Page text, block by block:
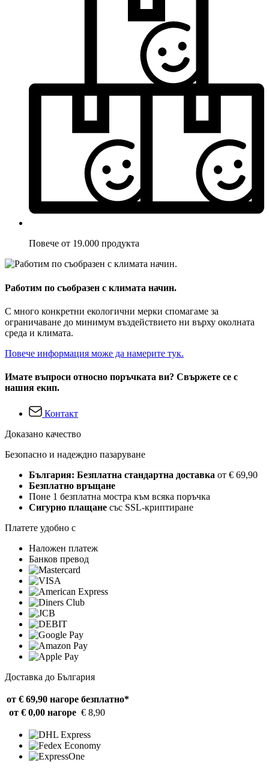
Повече от 19.000 продукта
Работим по съобразен с климата начин.
С много конкретни екологични мерки спомагаме за
ограничаване до минимум въздействието ни върху околната
среда и климата.
Повече информация може да намерите тук.
Имате въпроси относно поръчката ви? Свържете се с
нашия екип.
Контакт
Доказано качество
Безопасно и надеждно пазаруване
България: Безплатна стандартна доставка от € 69,90
Безплатно връщане
Поне 1 безплатна мостра към всяка поръчка
Сигурно плащане със SSL-криптиране
Платете удобно с
Наложен платеж
Банков превод
Доставка до България
от € 69,90 нагоре безплатно*
от € 0,00 нагоре € 8,90